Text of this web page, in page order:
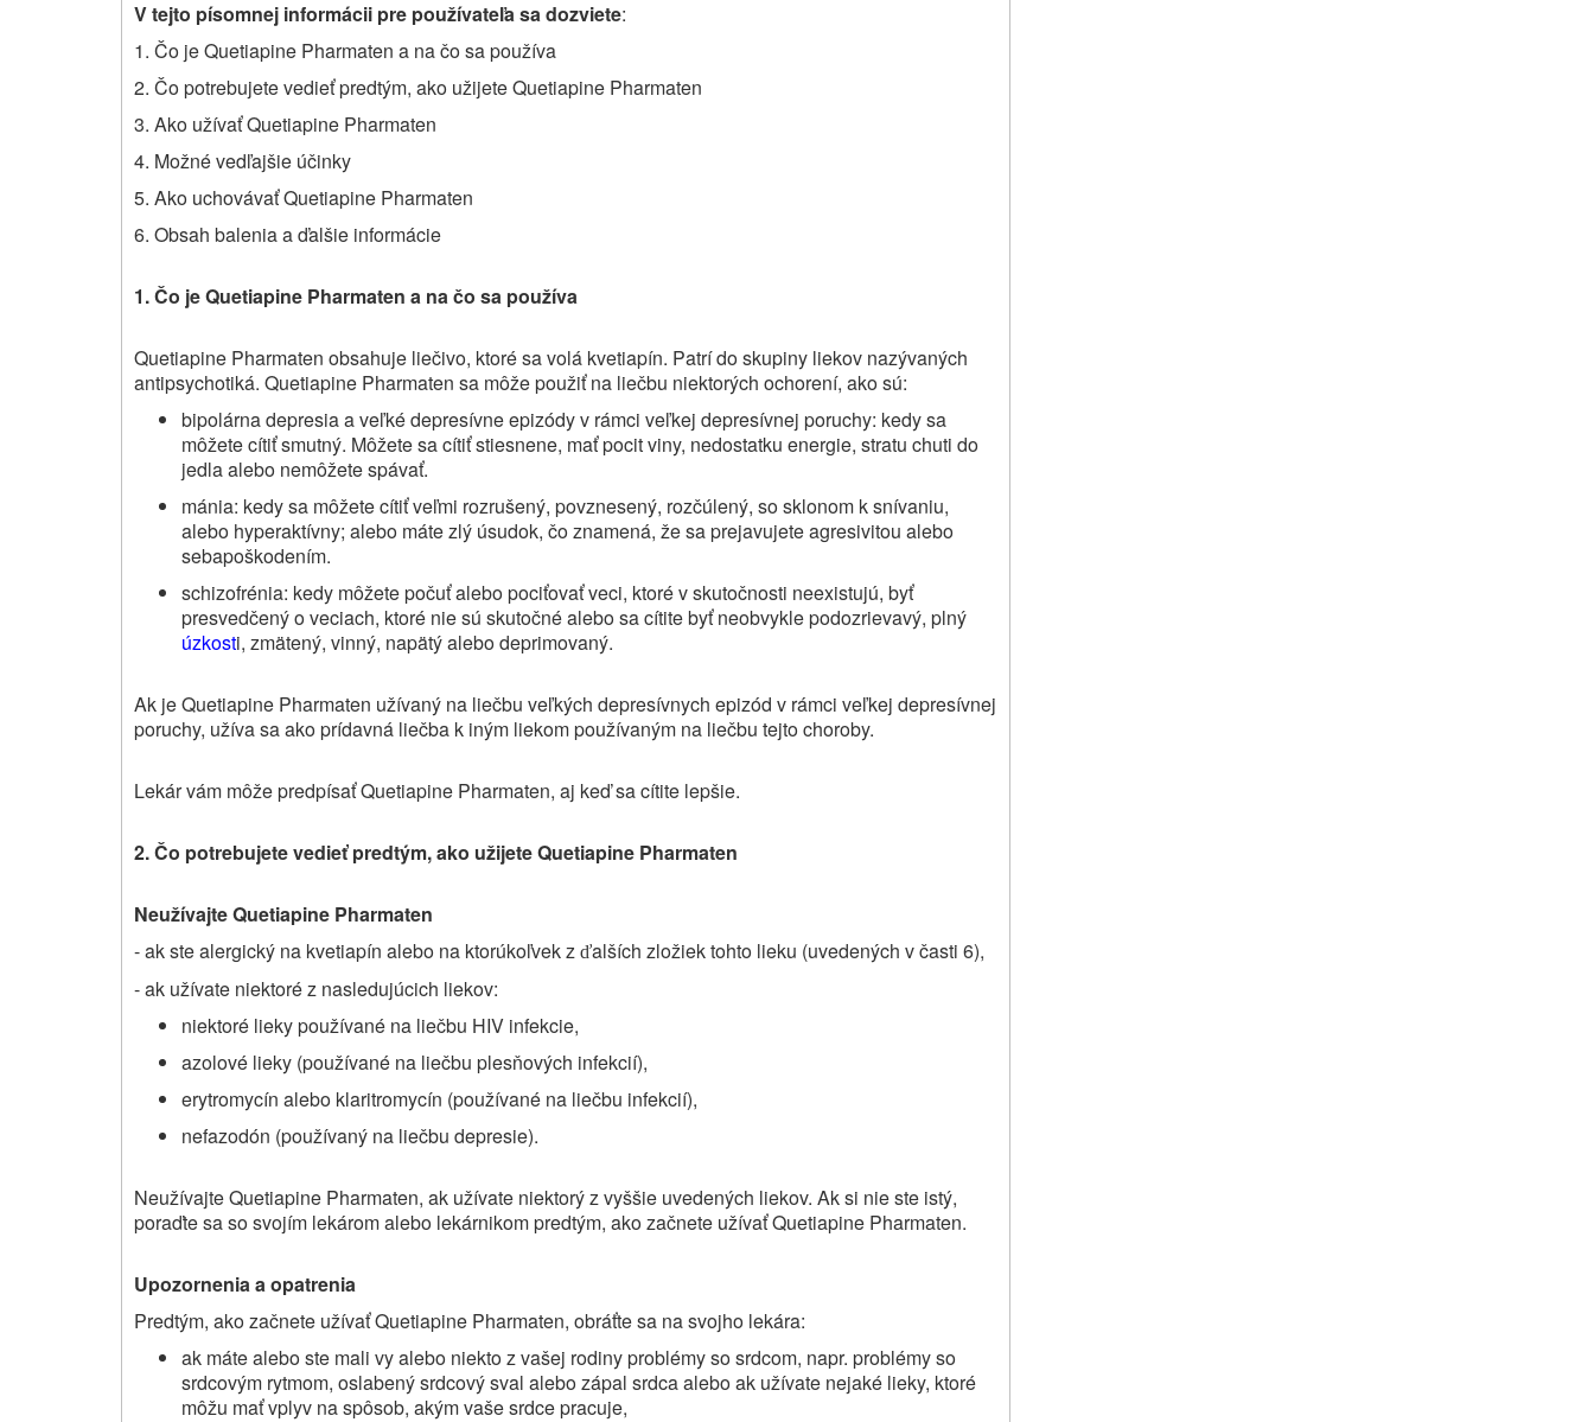
V tejto písomnej informácii pre používateľa sa dozviete:
1. Čo jeQuetiapine Pharmaten a na čo sa používa
2. Čo potrebujete vedieť predtým, ako užijeteQuetiapine Pharmaten
3. Ako užívaťQuetiapine Pharmaten
4. Možné vedľajšie účinky
5. Ako uchovávaťQuetiapine Pharmaten
6. Obsah balenia a ďalšie informácie
1. Čo jeQuetiapine Pharmaten a na čo sa používa
Quetiapine Pharmaten obsahuje liečivo, ktoré sa volá kvetiapín. Patrí do skupiny liekov nazývaných
antipsychotiká. Quetiapine Pharmaten sa môže použiť na liečbu niektorých ochorení, ako sú:
bipolárna depresia a veľké depresívne epizódy v rámci veľkej depresívnej poruchy: kedy sa
môžete cítiť smutný. Môžete sa cítiť stiesnene, mať pocit viny, nedostatku energie, stratu chuti do
jedla alebo nemôžete spávať.
mánia: kedy sa môžete cítiť veľmi rozrušený, povznesený, rozčúlený, so sklonom k snívaniu,
alebo hyperaktívny; alebo máte zlý úsudok, čo znamená, že sa prejavujete agresivitou alebo
sebapoškodením.
schizofrénia: kedy môžete počuť alebo pociťovať veci, ktoré v skutočnosti neexistujú, byť
presvedčený o veciach, ktoré nie sú skutočné alebo sa cítite byť neobvykle podozrievavý, plný
úzkosti, zmätený, vinný, napätý alebo deprimovaný.
Ak je Quetiapine Pharmaten užívaný na liečbu veľkých depresívnych epizód v rámci veľkej depresívnej
poruchy, užíva sa ako prídavná liečba k iným liekom používaným na liečbu tejto choroby.
Lekár vám môže predpísať Quetiapine Pharmaten, aj keď sa cítite lepšie.
2. Čo potrebujete vedieť predtým, ako užijeteQuetiapine Pharmaten
NeužívajteQuetiapine Pharmaten
- ak stealergický na kvetiapín alebo na ktorúkoľvek z ďalších zložiek tohto lieku (uvedených v časti 6),
- ak užívate niektoré z nasledujúcich liekov:
niektoré lieky používané na liečbu HIV infekcie,
azolové lieky (používané na liečbu plesňových infekcií),
erytromycín alebo klaritromycín (používané na liečbu infekcií),
nefazodón (používaný na liečbu depresie).
Neužívajte Quetiapine Pharmaten, ak užívate niektorý z vyššie uvedených liekov. Ak si nie ste istý,
poraďte sa so svojím lekárom alebo lekárnikom predtým, ako začnete užívať Quetiapine Pharmaten.
Upozornenia a opatrenia
Predtým, ako začnete užívať Quetiapine Pharmaten, obráťte sa na svojho lekára:
ak máte alebo ste mali vy alebo niekto z vašej rodiny problémy so srdcom, napr. problémy so
srdcovým rytmom, oslabený srdcový sval alebo zápal srdca alebo ak užívate nejaké lieky, ktoré
môžu mať vplyv na spôsob, akým vaše srdce pracuje,